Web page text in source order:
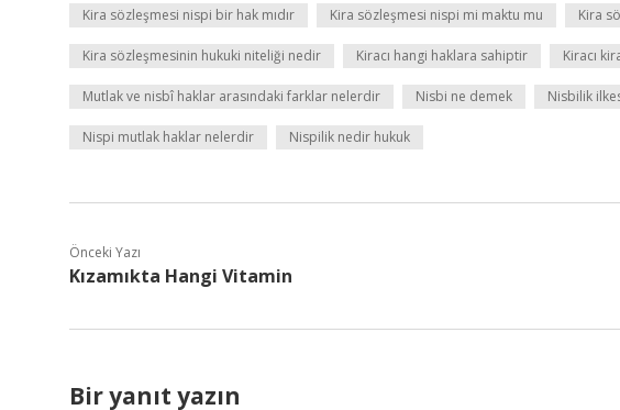
Kira sözleşmesi nispi bir hak mıdır Kira sözleşmesi nispi mi maktu mu Kira
Kira sözleşmesinin hukuki niteliği nedir Kiracı hangi haklara sahiptir Kiracı
Mutlak ve nisbî haklar arasındaki farklar nelerdir Nisbi ne demek Nisbilik
Nispi mutlak haklar nelerdir Nispilik nedir hukuk
Önceki Yazı
Kızamıkta Hangi Vitamin
Bir yanıt yazın